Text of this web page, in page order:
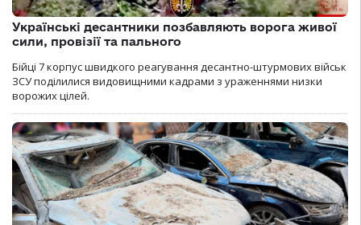
Українські десантники позбавляють ворога живої
сили, провізії та пального
Бійці 7 корпус швидкого реагування десантно-штурмових військ
ЗСУ поділилися видовищними кадрами з ураженнями низки
ворожих цілей.